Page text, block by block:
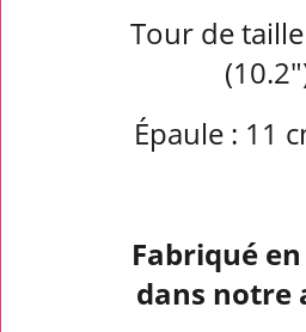
Tour de
Épaule : 11
Fabriqué
dans notre